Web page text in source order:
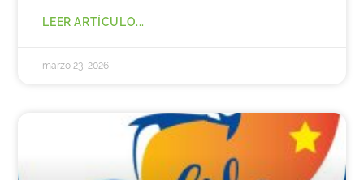
LEER ARTÍCULO...
marzo 23, 2026